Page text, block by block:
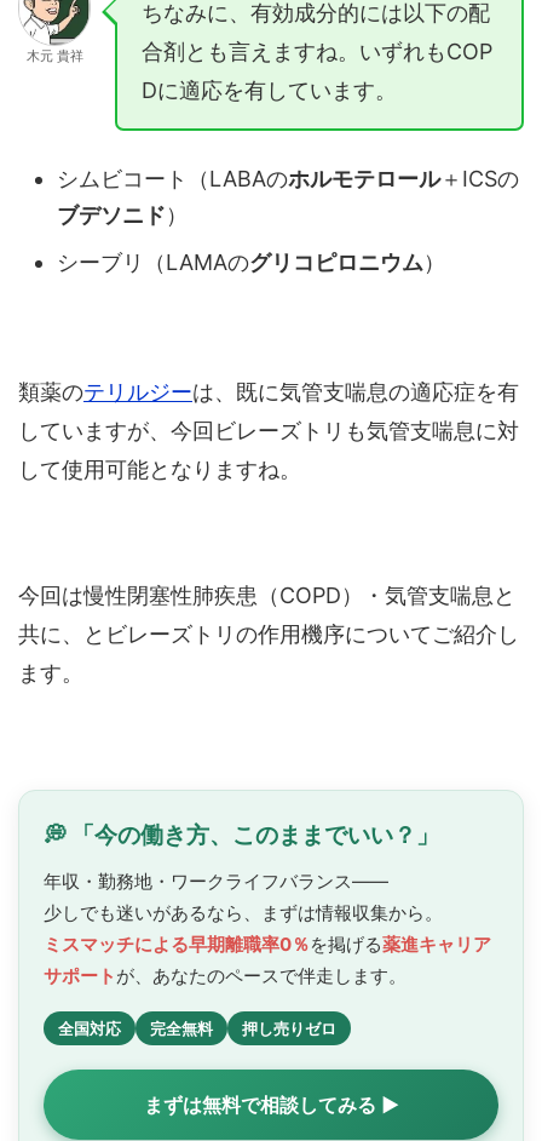
木元 貴祥
ちなみに、有効成分的には以下の配
合剤とも言えますね。いずれもCOP
Dに適応を有しています。
シムビコート（LABAのホルモテロール＋ICSの
ブデソニド）
シーブリ（LAMAのグリコピロニウム）
類薬のテリルジーは、既に気管支喘息の適応症を有
していますが、今回ビレーズトリも気管支喘息に対
して使用可能となりますね。
今回は慢性閉塞性肺疾患（COPD）・気管支喘息と
共に、とビレーズトリの作用機序についてご紹介し
ます。
💭 「今の働き方、このままでいい？」
年収・勤務地・ワークライフバランス——
少しでも迷いがあるなら、まずは情報収集から。
ミスマッチによる早期離職率0％を掲げる薬進キャリア
サポート が、あなたのペースで伴走します。
全国対応 完全無料 押し売りゼロ
まずは無料で相談してみる ▶